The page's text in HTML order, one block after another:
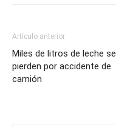
Artículo anterior
Miles de litros de leche se
pierden por accidente de
camión